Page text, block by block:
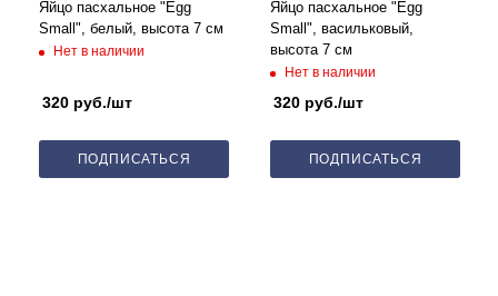
Яйцо пасхальное "Egg
Small", белый, высота 7 см
Нет в наличии
320 руб./шт
ПОДПИСАТЬСЯ
Яйцо пасхальное "Egg
Small", васильковый,
высота 7 см
Нет в наличии
320 руб./шт
ПОДПИСАТЬСЯ